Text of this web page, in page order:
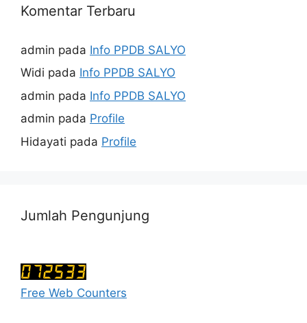
Komentar Terbaru
admin pada Info PPDB SALYO
Widi pada Info PPDB SALYO
admin pada Info PPDB SALYO
admin pada Profile
Hidayati pada Profile
Jumlah Pengunjung
Free Web Counters